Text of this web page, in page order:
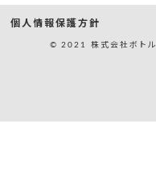
個人情報保護方針
© 2021 株式会社ボト